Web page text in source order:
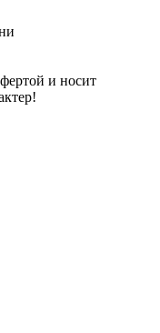
и носит